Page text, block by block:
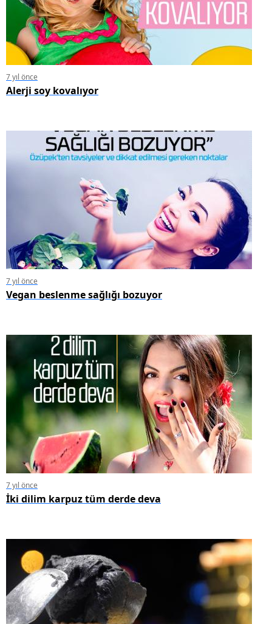
7 yıl önce
Alerji soy kovalıyor
7 yıl önce
Vegan beslenme sağlığı bozuyor
7 yıl önce
İki dilim karpuz tüm derde deva